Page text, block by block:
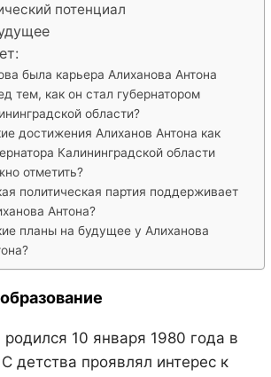
потенциал
была карьера Алиханова Антона
тем, как он стал губернатором
области?
достижения Алиханов Антона как
Калининградской области
отметить?
политическая партия поддерживает
Антона?
планы на будущее у Алиханова
10 января 1980 года в
детства проявлял интерес к